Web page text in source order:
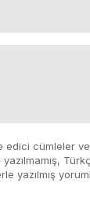
edici cümleler
yazılmış